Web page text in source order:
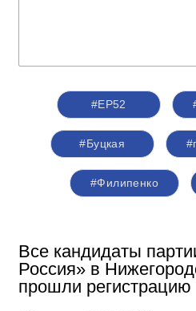
#ЕР52
#Буцкая
#Филипенко
Все кандидаты
Россия» в
прошли регистрацию